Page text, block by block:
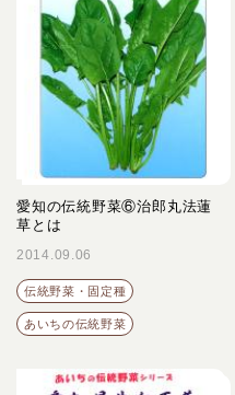
愛知の伝統野菜⑥治郎丸法蓮
草とは
2014.09.06
伝統野菜・固定種
あいちの伝統野菜